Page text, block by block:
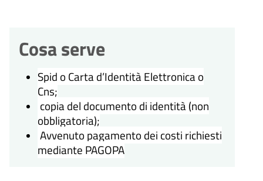
Cosa serve
Spid o Carta d’Identità Elettronica o
Cns;
copia del documento di identità (non
obbligatoria);
Avvenuto pagamento dei costi richiesti
mediante PAGOPA